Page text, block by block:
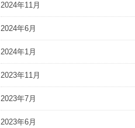
2024年11月
2024年6月
2024年1月
2023年11月
2023年7月
2023年6月